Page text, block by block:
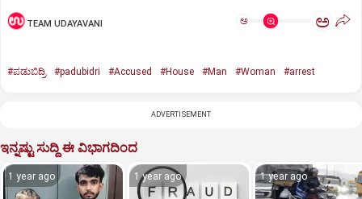
TEAM UDAYAVANI ಅ ಅ
#ಪಡುಬಿದ್ರಿ #padubidri #Accused #House #Man #Woman #arrest
ADVERTISEMENT
ಇನ್ನಷ್ಟು ಸುದ್ದಿ ಈ ವಿಭಾಗದಿಂದ
1 year ago 1 year ago 1 year ago